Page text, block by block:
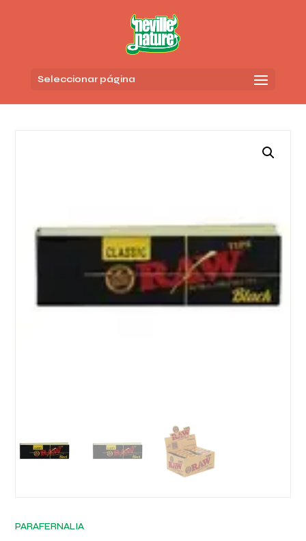
Seleccionar página
PARAFERNALIA